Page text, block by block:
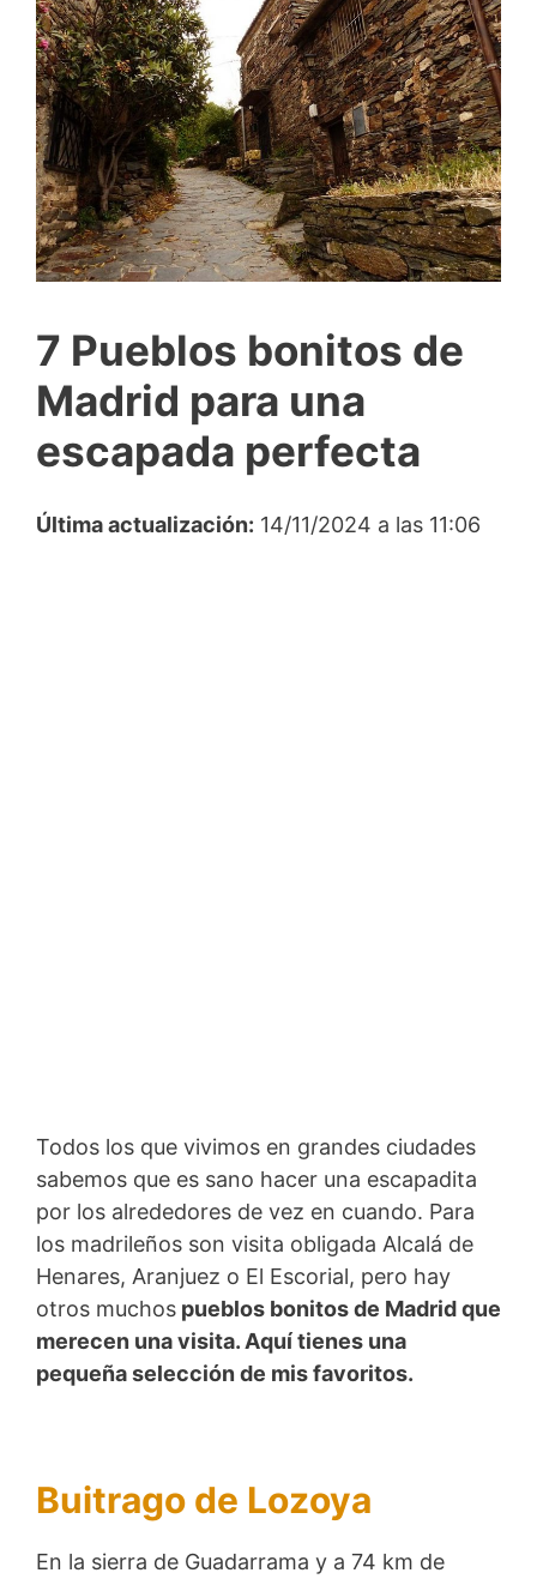
7 Pueblos bonitos de
Madrid para una
escapada perfecta
Última actualización: 14/11/2024 a las 11:06
Todos los que vivimos en grandes ciudades
sabemos que es sano hacer una escapadita
por los alrededores de vez en cuando. Para
los madrileños son visita obligada Alcalá de
Henares, Aranjuez o El Escorial, pero hay
otros muchos pueblos bonitos de Madrid que
merecen una visita. Aquí tienes una
pequeña selección de mis favoritos.
Buitrago de Lozoya
En la sierra de Guadarrama y a 74 km de